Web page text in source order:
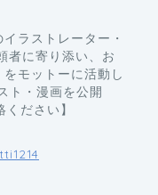
者に寄り添い、お
ト・漫画を公開
ください】